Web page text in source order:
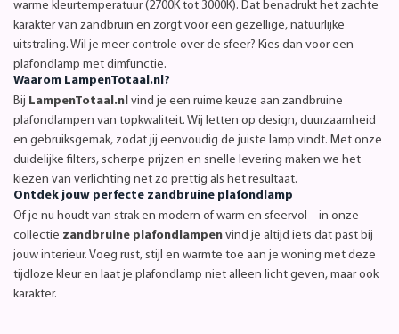
warme kleurtemperatuur (2700K tot 3000K). Dat benadrukt het zachte
karakter van zandbruin en zorgt voor een gezellige, natuurlijke
uitstraling. Wil je meer controle over de sfeer? Kies dan voor een
plafondlamp met dimfunctie.
Waarom LampenTotaal.nl?
Bij LampenTotaal.nl vind je een ruime keuze aan zandbruine
plafondlampen van topkwaliteit. Wij letten op design, duurzaamheid
en gebruiksgemak, zodat jij eenvoudig de juiste lamp vindt. Met onze
duidelijke filters, scherpe prijzen en snelle levering maken we het
kiezen van verlichting net zo prettig als het resultaat.
Ontdek jouw perfecte zandbruine plafondlamp
Of je nu houdt van strak en modern of warm en sfeervol – in onze
collectie zandbruine plafondlampen vind je altijd iets dat past bij
jouw interieur. Voeg rust, stijl en warmte toe aan je woning met deze
tijdloze kleur en laat je plafondlamp niet alleen licht geven, maar ook
karakter.